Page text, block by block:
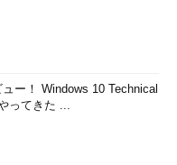
ー！ Windows 10 Technical
ってきた ...